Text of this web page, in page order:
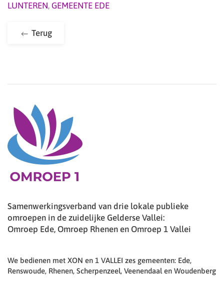
LUNTEREN, GEMEENTE EDE
Terug
Samenwerkingsverband van drie lokale publieke
omroepen in de zuidelijke Gelderse Vallei:
Omroep Ede, Omroep Rhenen en Omroep 1 Vallei
We bedienen met XON en 1 VALLEI zes gemeenten: Ede,
Renswoude, Rhenen, Scherpenzeel, Veenendaal en Woudenberg